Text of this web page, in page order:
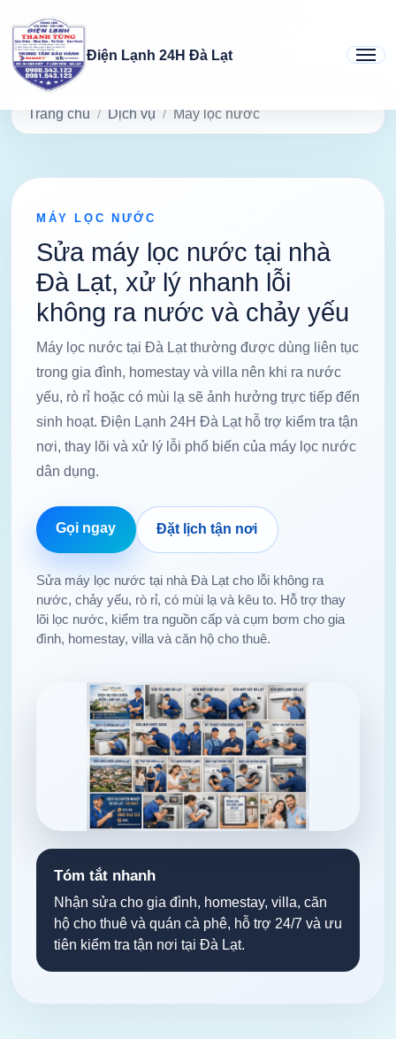
Điện Lạnh 24H Đà Lạt
Trang chủ Dịch vụ Máy lọc nước
MÁY LỌC NƯỚC
Sửa máy lọc nước tại nhà
Đà Lạt, xử lý nhanh lỗi
không ra nước và chảy yếu
Máy lọc nước tại Đà Lạt thường được dùng liên tục
trong gia đình, homestay và villa nên khi ra nước
yếu, rò rỉ hoặc có mùi lạ sẽ ảnh hưởng trực tiếp đến
sinh hoạt. Điện Lạnh 24H Đà Lạt hỗ trợ kiểm tra tận
nơi, thay lõi và xử lý lỗi phổ biến của máy lọc nước
dân dụng.
Gọi ngay Đặt lịch tận nơi
Sửa máy lọc nước tại nhà Đà Lạt cho lỗi không ra
nước, chảy yếu, rò rỉ, có mùi lạ và kêu to. Hỗ trợ thay
lõi lọc nước, kiểm tra nguồn cấp và cụm bơm cho gia
đình, homestay, villa và căn hộ cho thuê.
Tóm tắt nhanh
Nhận sửa cho gia đình, homestay, villa, căn
hộ cho thuê và quán cà phê, hỗ trợ 24/7 và ưu
tiên kiểm tra tận nơi tại Đà Lạt.